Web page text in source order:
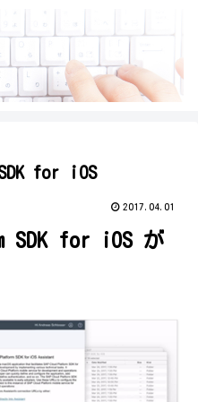
for iOS
2017.04.01
SDK for iOS が